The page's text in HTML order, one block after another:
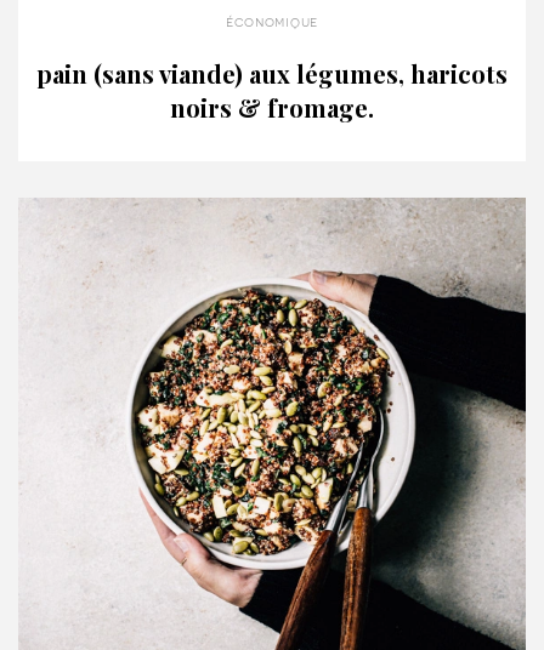
économique
pain (sans viande) aux légumes, haricots
noirs & fromage.